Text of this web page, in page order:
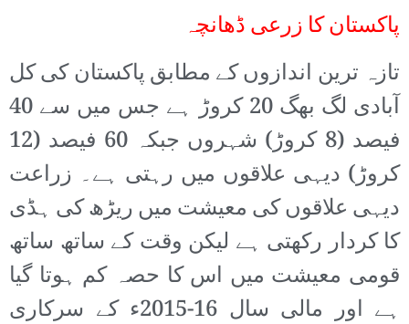
پاکستان کا زرعی ڈھانچہ
تازہ ترین اندازوں کے مطابق پاکستان کی کل
آبادی لگ بھگ 20 کروڑ ہے جس میں سے 40
فیصد (8 کروڑ) شہروں جبکہ 60 فیصد (12
کروڑ) دیہی علاقوں میں رہتی ہے۔ زراعت
دیہی علاقوں کی معیشت میں ریڑھ کی ہڈی
کا کردار رکھتی ہے لیکن وقت کے ساتھ ساتھ
قومی معیشت میں اس کا حصہ کم ہوتا گیا
ہے اور مالی سال 16-2015ء کے سرکاری